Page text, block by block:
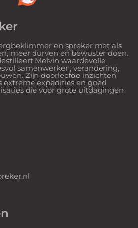
en spreker met als
meer durven en bewuster doen.
Melvin waardevolle
samenwerken, verandering,
Zijn doorleefde inzichten
extreme expedities en goed
die voor grote uitdagingen